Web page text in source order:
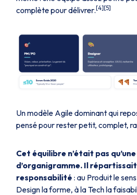
complète pour délivrer.[4][5]
Un modèle Agile dominant qui
pensé pour rester petit, complet,
Cet équilibre n’était pas
d’organigramme. Il
responsabilité : au Produit le
Design la forme, à la Tech la